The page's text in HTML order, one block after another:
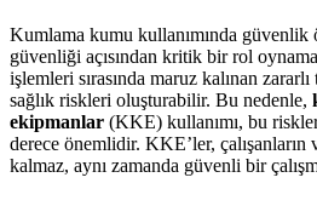
Kumlama kumu kullanımında güvenlik
güvenliği açısından kritik bir rol
işlemleri sırasında maruz kalınan
sağlık riskleri oluşturabilir. Bu nedenle,
ekipmanlar (KKE) kullanımı, bu
derece önemlidir. KKE’ler, çalışanların
kalmaz, aynı zamanda güvenli bir